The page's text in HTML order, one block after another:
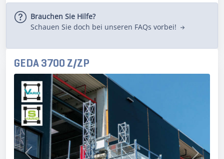
Brauchen Sie Hilfe?
Schauen Sie doch bei unseren FAQs vorbei!
GEDA 3700 Z/ZP